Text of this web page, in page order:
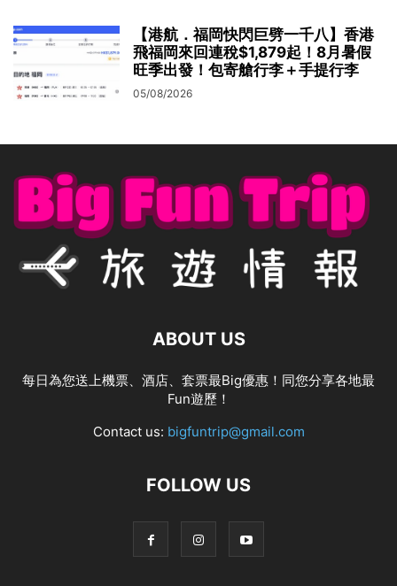
【港航．福岡快閃巨劈一千八】香港
飛福岡來回連稅$1,879起！8月暑假
旺季出發！包寄艙行李＋手提行李
05/08/2026
ABOUT US
每日為您送上機票、酒店、套票最Big優惠！同您分享各地最
Fun遊歷！
Contact us: bigfuntrip@gmail.com
FOLLOW US